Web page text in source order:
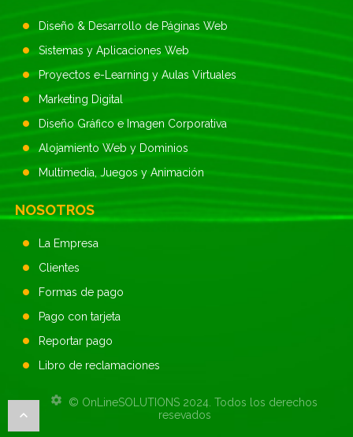
Diseño & Desarrollo de Páginas Web
Sistemas y Aplicaciones Web
Proyectos e-Learning y Aulas Virtuales
Marketing Digital
Diseño Gráfico e Imagen Corporativa
Alojamiento Web y Dominios
Multimedia, Juegos y Animación
NOSOTROS
La Empresa
Clientes
Formas de pago
Pago con tarjeta
Reportar pago
Libro de reclamaciones
© OnLineSOLUTIONS 2024. Todos los derechos
resevados